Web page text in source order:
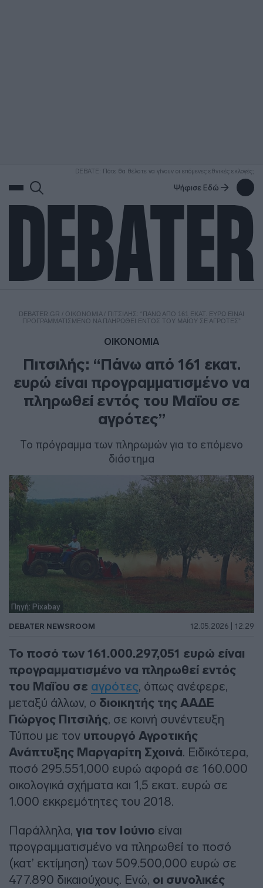
DEBATE: Πότε θα θέλατε να γίνουν οι επόμενες εθνικές εκλογές;
Ψήφισε Εδώ
DEBATER.GR / ΟΙΚΟΝΟΜΙΑ/ ΠΙΤΣΙΛΉΣ: “ΠΆΝΩ ΑΠΌ 161 ΕΚΑΤ. ΕΥΡΏ ΕΊΝΑΙ
ΠΡΟΓΡΑΜΜΑΤΙΣΜΈΝΟ ΝΑ ΠΛΗΡΩΘΕΊ ΕΝΤΌΣ ΤΟΥ ΜΑΪ́ΟΥ ΣΕ ΑΓΡΌΤΕΣ”
ΟΙΚΟΝΟΜΙΑ
Πιτσιλής: “Πάνω από 161 εκατ.
ευρώ είναι προγραμματισμένο να
πληρωθεί εντός του Μαΐου σε
αγρότες”
Το πρόγραμμα των πληρωμών για το επόμενο
διάστημα
Πηγή: Pixabay
DEBATER NEWSROOM 12.05.2026 | 12:29
Το ποσό των 161.000.297,051 ευρώ είναι
προγραμματισμένο να πληρωθεί εντός
του Μαΐου σε αγρότες, όπως ανέφερε,
μεταξύ άλλων, ο διοικητής της ΑΑΔΕ
Γιώργος Πιτσιλής, σε κοινή συνέντευξη
Τύπου με τον υπουργό Αγροτικής
Ανάπτυξης Μαργαρίτη Σχοινά. Ειδικότερα,
ποσό 295.551,000 ευρώ αφορά σε 160.000
οικολογικά σχήματα και 1,5 εκατ. ευρώ σε
1.000 εκκρεμότητες του 2018.
Παράλληλα, για τον Ιούνιο είναι
προγραμματισμένο να πληρωθεί το ποσό
(κατ’ εκτίμηση) των 509.500,000 ευρώ σε
477.890 δικαιούχους. Ενώ, οι συνολικές